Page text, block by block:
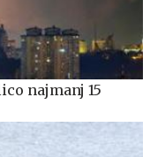
najmanj 15